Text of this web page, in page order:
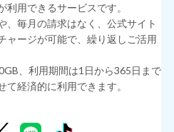
利用できるサービスです。
、毎月の請求はなく、公式サイト
ャージが可能で、繰り返しご活用
、利用期間は1日から365日まで
経済的に利用できます。